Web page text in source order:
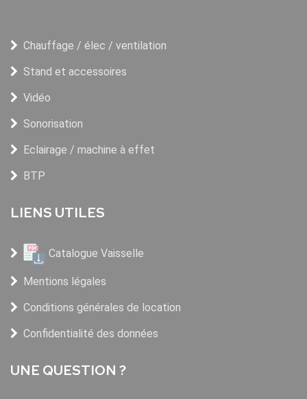
Chauffage / élec / ventilation
Stand et accessoires
Vidéo
Sonorisation
Eclairage / machine à effet
BTP
LIENS UTILES
Catalogue Vaisselle
Mentions légales
Conditions générales de location
Confidentialité des données
UNE QUESTION ?